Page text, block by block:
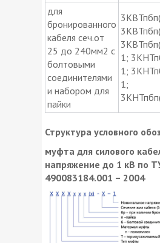
для
бронированного
кабеля сеч.от
25 до 240мм2 с
болтовыми
соединителями
и набором для
пайки
1;
1;
1;
Структура условного
муфта для силового
напряжение до 1 кВ по
490083184.001 – 2004